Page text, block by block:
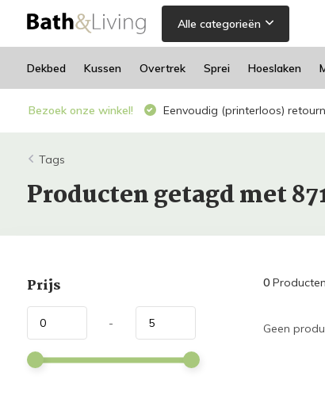
Alle categorieën
Dekbed Kussen Overtrek Sprei Hoeslaken
Bezoek onze winkel! Eenvoudig (printerloos)
Tags
Producten getagd met
Prijs
-
0Producten
Geen